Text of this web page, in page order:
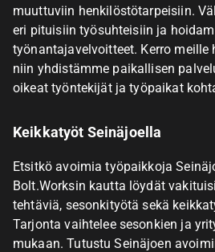
muuttuviin henkilöstötarpeisiin.
eri pituisiin työsuhteisiin ja
työnantajavelvoitteet. Kerro meille
niin yhdistämme paikallisen
oikeat työntekijät ja työpaikat
Keikkatyöt Seinäjoella
Etsitkö avoimia työpaikkoja
Bolt.Worksin kautta löydät
tehtäviä, sesonkityötä sekä
Tarjonta vaihtelee sesonkien ja
mukaan. Tutustu Seinäjoen